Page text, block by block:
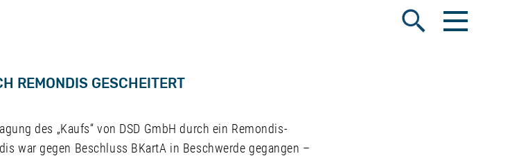
Suche öffnenMenü öffnen
REMONDIS GESCHEITERT
des „Kaufs“ von DSD GmbH durch ein Remondis-
war gegen Beschluss BKartA in Beschwerde gegangen –